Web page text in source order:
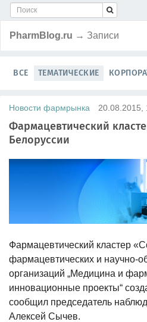
PharmBlog.ru → Записи
ВСЕ ТЕМАТИЧЕСКИЕ
Новости фармрынка 20.08.2015,
Фармацевтический
Белоруссии
Фармацевтический кластер
фармацевтических и научно-
организаций „Медицина и
инновационные проекты“
сообщил председатель
Алексей Сычев.